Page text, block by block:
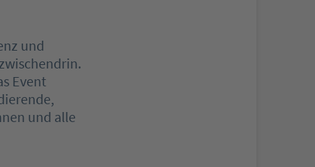
und
Event
und alle